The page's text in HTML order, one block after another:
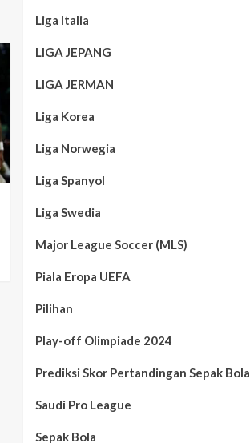
Liga Italia
LIGA JEPANG
LIGA JERMAN
Liga Korea
Liga Norwegia
Liga Spanyol
Liga Swedia
Major League Soccer (MLS)
Piala Eropa UEFA
Pilihan
Play-off Olimpiade 2024
Prediksi Skor Pertandingan Sepak Bola
Saudi Pro League
Sepak Bola